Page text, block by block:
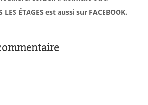
ÉTAGES est aussi sur FACEBOOK.